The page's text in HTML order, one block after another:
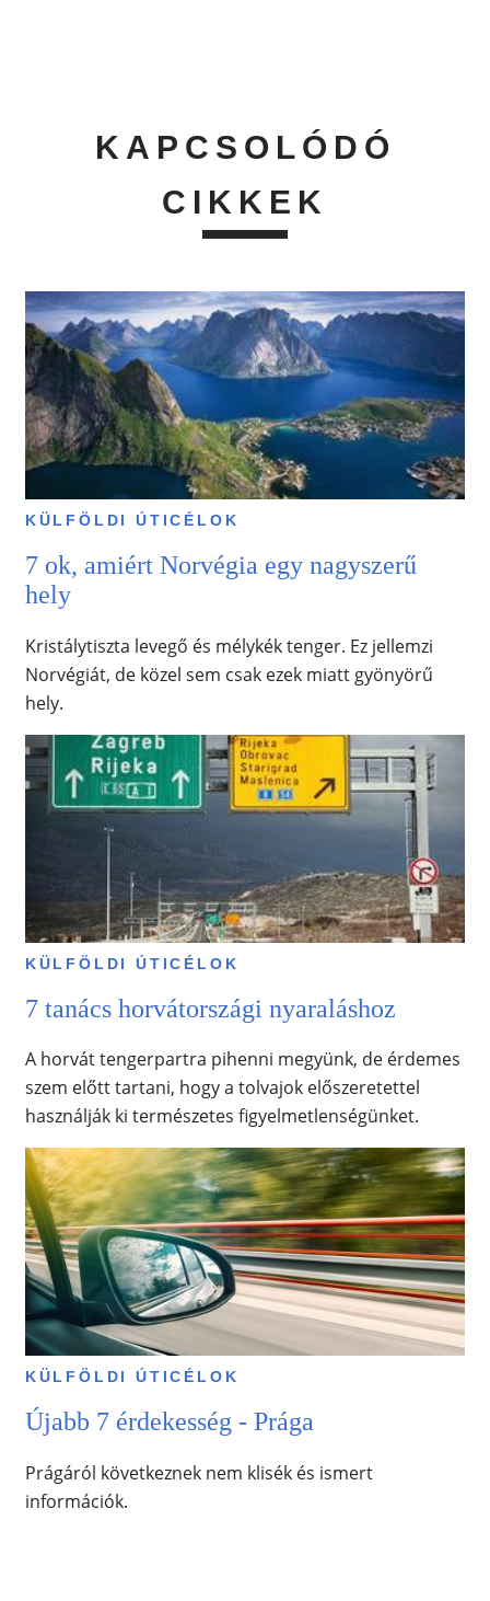
KAPCSOLÓDÓ
CIKKEK
KÜLFÖLDI ÚTICÉLOK
7 ok, amiért Norvégia egy nagyszerű
hely
Kristálytiszta levegő és mélykék tenger. Ez jellemzi
Norvégiát, de közel sem csak ezek miatt gyönyörű
hely.
KÜLFÖLDI ÚTICÉLOK
7 tanács horvátországi nyaraláshoz
A horvát tengerpartra pihenni megyünk, de érdemes
szem előtt tartani, hogy a tolvajok előszeretettel
használják ki természetes figyelmetlenségünket.
KÜLFÖLDI ÚTICÉLOK
Újabb 7 érdekesség - Prága
Prágáról következnek nem klisék és ismert
információk.